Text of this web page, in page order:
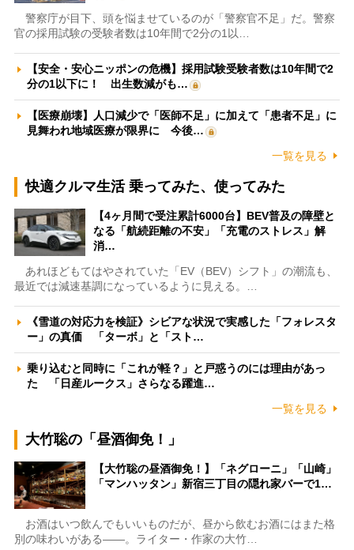
警察庁が目下、頭を悩ませているのが「警察官不足」だ。警察
官の採用試験の受験者数は10年間で2分の1以…
【安全・安心ニッポンの危機】採用試験受験者数は10年間で2
分の1以下に！ 出生数減がも…
【医療崩壊】人口減少で「医師不足」に加えて「患者不足」に
見舞われ地域医療が限界に 今後…
一覧を見る
快適クルマ生活 乗ってみた、使ってみた
【4ヶ月間で受注累計6000台】BEV普及の障壁と
なる「航続距離の不安」「充電のストレス」解
消…
あれほどもてはやされていた「EV（BEV）シフト」の潮流も、
最近では減速基調になっているように見える。…
《雪道の対応力を検証》シビアな状況で実感した「フォレスタ
ー」の真価 「ターボ」と「スト…
乗り込むと同時に「これが軽？」と戸惑うのには理由があっ
た 「日産ルークス」さらなる躍進…
一覧を見る
大竹聡の「昼酒御免！」
【大竹聡の昼酒御免！】「ネグローニ」「山崎」
「マンハッタン」新宿三丁目の隠れ家バーで1…
お酒はいつ飲んでもいいものだが、昼から飲むお酒にはまた格
別の味わいがある――。ライター・作家の大竹…